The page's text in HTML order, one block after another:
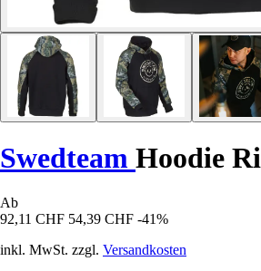
Swedteam Hoodie
Ab
92,11 CHF 54,39 CHF -41%
inkl. MwSt. zzgl. Versandkosten